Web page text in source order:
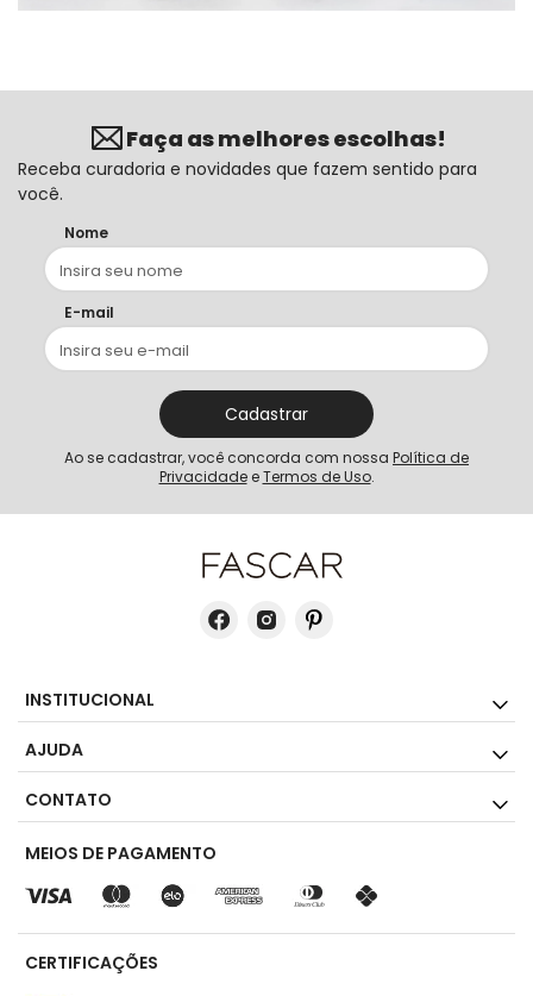
Faça as melhores escolhas!
Receba curadoria e novidades que fazem sentido para
você.
Nome
E-mail
Cadastrar
Ao se cadastrar, você concorda com nossa Política de
Privacidadee Termos de Uso.
INSTITUCIONAL
AJUDA
CONTATO
MEIOS DE PAGAMENTO
CERTIFICAÇÕES